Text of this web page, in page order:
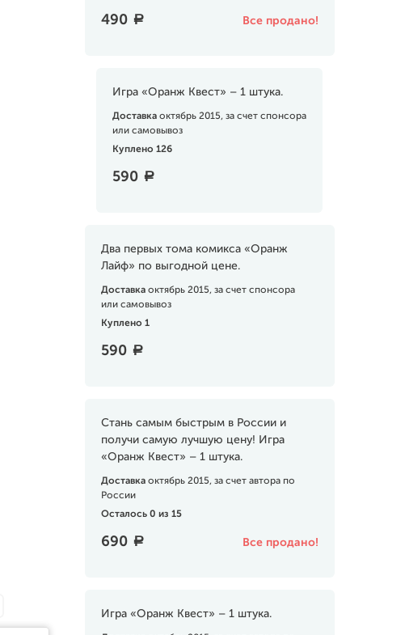
490 a Все продано!
Игра «Оранж Квест» – 1 штука.
Доставкаоктябрь 2015, за счет спонсора
или самовывоз
Куплено 126
590 a
Два первых тома комикса «Оранж
Лайф» по выгодной цене.
Доставка октябрь 2015, за счет спонсора
или самовывоз
Куплено 1
590 a
Стань самым быстрым в России и
получи самую лучшую цену! Игра
«Оранж Квест» – 1 штука.
Доставка октябрь 2015, за счет автора по
России
Осталось 0 из 15
690 a Все продано!
Игра «Оранж Квест» – 1 штука.